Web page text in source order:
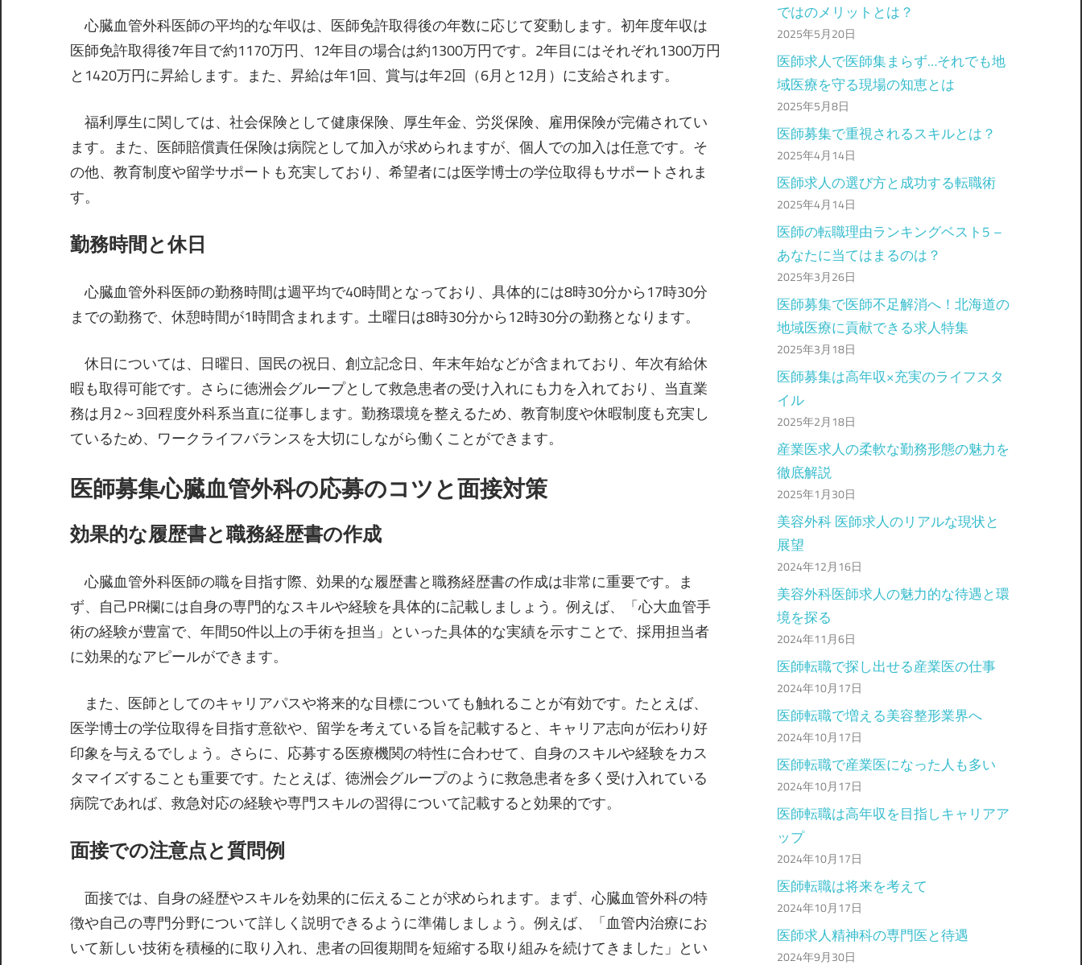
心臓血管外科医師の平均的な年収は、医師免許取得後の年数に応じて変動します。初年度年収は
医師免許取得後7年目で約1170万円、12年目の場合は約1300万円です。2年目にはそれぞれ1300万円
と1420万円に昇給します。また、昇給は年1回、賞与は年2回（6月と12月）に支給されます。
福利厚生に関しては、社会保険として健康保険、厚生年金、労災保険、雇用保険が完備されてい
ます。また、医師賠償責任保険は病院として加入が求められますが、個人での加入は任意です。そ
の他、教育制度や留学サポートも充実しており、希望者には医学博士の学位取得もサポートされま
す。
勤務時間と休日
心臓血管外科医師の勤務時間は週平均で40時間となっており、具体的には8時30分から17時30分
までの勤務で、休憩時間が1時間含まれます。土曜日は8時30分から12時30分の勤務となります。
休日については、日曜日、国民の祝日、創立記念日、年末年始などが含まれており、年次有給休
暇も取得可能です。さらに徳洲会グループとして救急患者の受け入れにも力を入れており、当直業
務は月2～3回程度外科系当直に従事します。勤務環境を整えるため、教育制度や休暇制度も充実し
ているため、ワークライフバランスを大切にしながら働くことができます。
医師募集心臓血管外科の応募のコツと面接対策
効果的な履歴書と職務経歴書の作成
心臓血管外科医師の職を目指す際、効果的な履歴書と職務経歴書の作成は非常に重要です。ま
ず、自己PR欄には自身の専門的なスキルや経験を具体的に記載しましょう。例えば、「心大血管手
術の経験が豊富で、年間50件以上の手術を担当」といった具体的な実績を示すことで、採用担当者
に効果的なアピールができます。
また、医師としてのキャリアパスや将来的な目標についても触れることが有効です。たとえば、
医学博士の学位取得を目指す意欲や、留学を考えている旨を記載すると、キャリア志向が伝わり好
印象を与えるでしょう。さらに、応募する医療機関の特性に合わせて、自身のスキルや経験をカス
タマイズすることも重要です。たとえば、徳洲会グループのように救急患者を多く受け入れている
病院であれば、救急対応の経験や専門スキルの習得について記載すると効果的です。
面接での注意点と質問例
面接では、自身の経歴やスキルを効果的に伝えることが求められます。まず、心臓血管外科の特
徴や自己の専門分野について詳しく説明できるように準備しましょう。例えば、「血管内治療にお
いて新しい技術を積極的に取り入れ、患者の回復期間を短縮する取り組みを続けてきました」とい
ではのメリットとは？
2025年5月20日
医師求人で医師集まらず…それでも地
域医療を守る現場の知恵とは
2025年5月8日
医師募集で重視されるスキルとは？
2025年4月14日
医師求人の選び方と成功する転職術
2025年4月14日
医師の転職理由ランキングベスト5 –
あなたに当てはまるのは？
2025年3月26日
医師募集で医師不足解消へ！北海道の
地域医療に貢献できる求人特集
2025年3月18日
医師募集は高年収×充実のライフスタ
イル
2025年2月18日
産業医求人の柔軟な勤務形態の魅力を
徹底解説
2025年1月30日
美容外科 医師求人のリアルな現状と
展望
2024年12月16日
美容外科医師求人の魅力的な待遇と環
境を探る
2024年11月6日
医師転職で探し出せる産業医の仕事
2024年10月17日
医師転職で増える美容整形業界へ
2024年10月17日
医師転職で産業医になった人も多い
2024年10月17日
医師転職は高年収を目指しキャリアア
ップ
2024年10月17日
医師転職は将来を考えて
2024年10月17日
医師求人精神科の専門医と待遇
2024年9月30日